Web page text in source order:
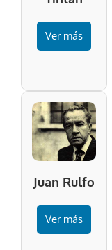
Ver más
Juan Rulfo
Ver más